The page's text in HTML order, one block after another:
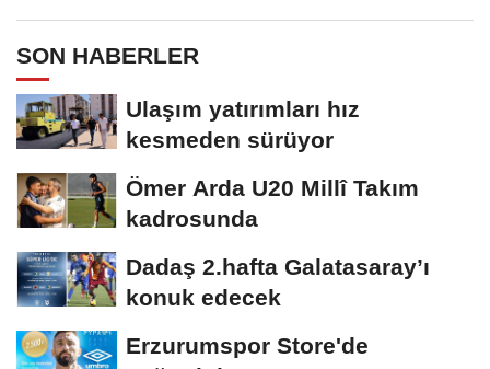
SON HABERLER
Ulaşım yatırımları hız
kesmeden sürüyor
Ömer Arda U20 Millî Takım
kadrosunda
Dadaş 2.hafta Galatasaray’ı
konuk edecek
Erzurumspor Store'de